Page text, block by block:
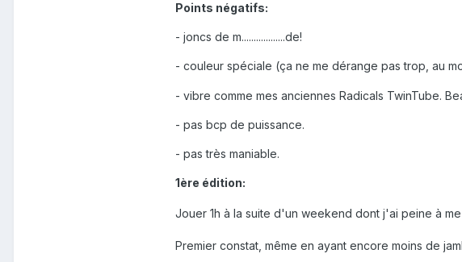
Points négatifs:
- joncs de m..................de!
- couleur spéciale (ça ne me dérange pas trop, au
- vibre comme mes anciennes Radicals TwinTube.
- pas bcp de puissance.
- pas très maniable.
1ère édition:
Jouer 1h à la suite d'un weekend dont j'ai peine à me
Premier constat, même en ayant encore moins de